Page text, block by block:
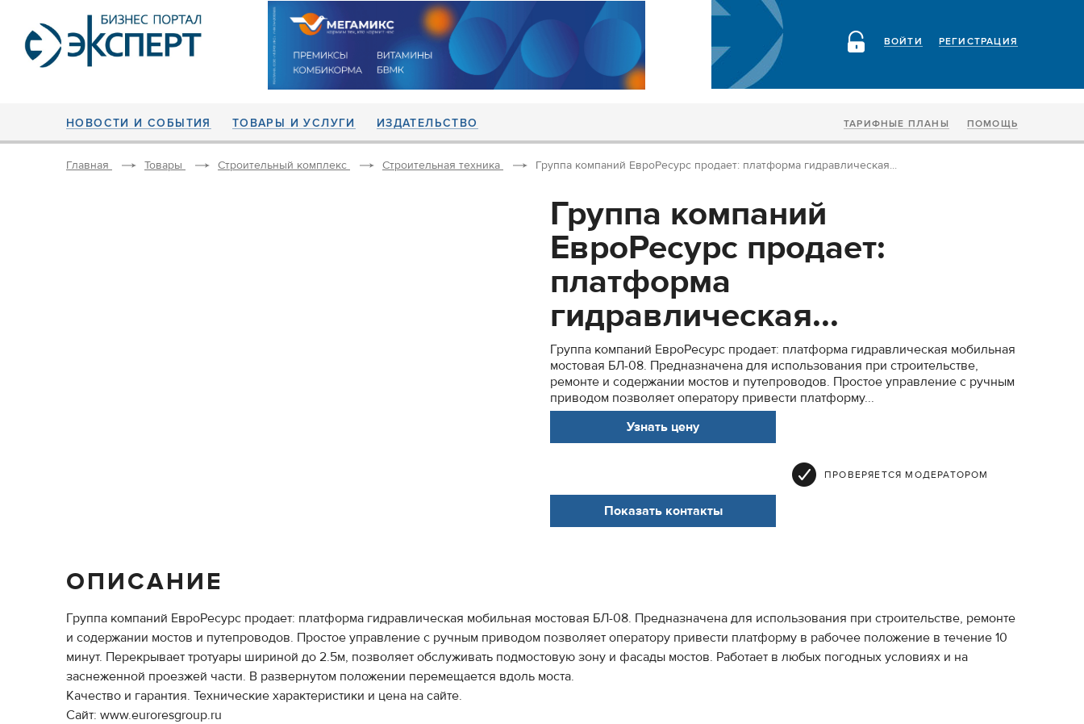
РЕГИСТРАЦИЯ
ВОЙТИ
НОВОСТИ И СОБЫТИЯ ТОВАРЫ И УСЛУГИ ИЗДАТЕЛЬСТВО ТАРИФНЫЕ ПЛАНЫ ПОМОЩЬ
Главная Товары Строительный комплекс Строительная техника Группа компаний ЕвроРесурс продает: платформа гидравлическая...
Группа компаний
ЕвроРесурс продает:
платформа
гидравлическая...
Группа компаний ЕвроРесурс продает: платформа гидравлическая мобильная
мостовая БЛ-08. Предназначена для использования при строительстве,
ремонте и содержании мостов и путепроводов. Простое управление с ручным
приводом позволяет оператору привести платформу...
Узнать цену
ПРОВЕРЯЕТСЯ МОДЕРАТОРОМ
Показать контакты
ОПИСАНИЕ
Группа компаний ЕвроРесурс продает: платформа гидравлическая мобильная мостовая БЛ-08. Предназначена для использования при строительстве, ремонте
и содержании мостов и путепроводов. Простое управление с ручным приводом позволяет оператору привести платформу в рабочее положение в течение 10
минут. Перекрывает тротуары шириной до 2.5м, позволяет обслуживать подмостовую зону и фасады мостов. Работает в любых погодных условиях и на
заснеженной проезжей части. В развернутом положении перемещается вдоль моста.
Качество и гарантия. Технические характеристики и цена на сайте.
Сайт: www.euroresgroup.ru